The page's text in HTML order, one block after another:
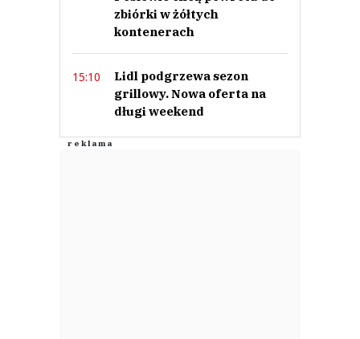
zbiórki w żółtych
kontenerach
15:10
Lidl podgrzewa sezon
grillowy. Nowa oferta na
długi weekend